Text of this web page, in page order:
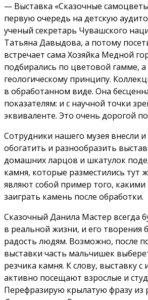
— Выставка «Сказочные
первую очередь на детскую
ученый секретарь Чувашского
Татьяна Давыдова, а потому
встречает сама Хозяйка Медной
подбирались по цветовой гамме, а
геологическому принципу.
в обработанном виде. Она
показателям: и с научной точки
эквиваленте. Это очень дорогой
Сотрудники нашего музея внесли
обогатить и разнообразить
домашних ларцов и шкатулок
камня, которые разместились тут
являют собой пример того,
заиграть камень после обработки.
Сказочный Данила Мастер всегда
в реальной жизни, и его творения
радость людям. Возможно, после
выставки часть мальчишек
резчика камня. К слову, выставку
активно посещают взрослые и
Перефразирую крылатую фразу из